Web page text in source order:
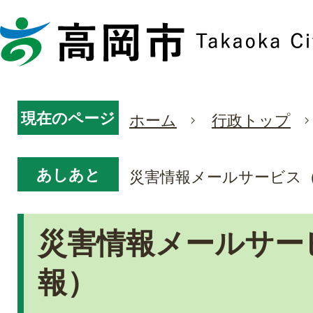
現在のページ ホーム 行政トップ
あしあと 災害情報メールサービス
災害情報メールサ
報）